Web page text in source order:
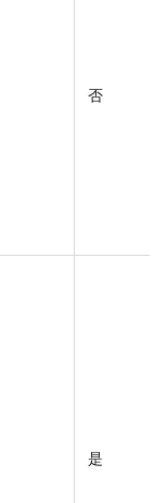
否
是